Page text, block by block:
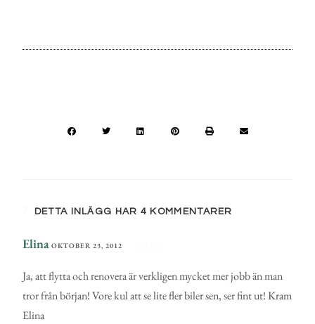
DETTA INLÄGG HAR 4 KOMMENTARER
Elina OKTOBER 23, 2012
Ja, att flytta och renovera är verkligen mycket mer jobb än man
tror från början! Vore kul att se lite fler biler sen, ser fint ut! Kram
Elina